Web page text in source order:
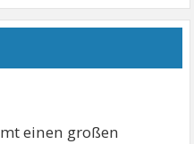
einen großen